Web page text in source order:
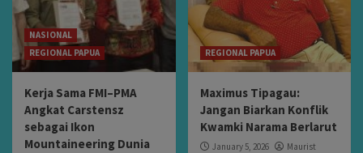
NASIONAL
REGIONAL PAPUA
Kerja Sama FMI–PMA
Angkat Carstensz
sebagai Ikon
Mountaineering Dunia
REGIONAL PAPUA
Maximus Tipagau:
Jangan Biarkan Konflik
Kwamki Narama Berlarut
January 5, 2026 Maurist